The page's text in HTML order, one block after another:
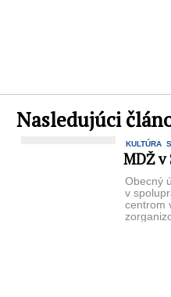
Nasledujúci
KULTÚRA
MDŽ v
Obecný
v
centrom